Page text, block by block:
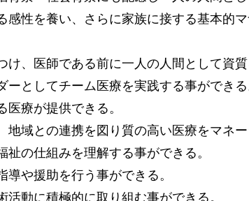
感性を養い、さらに家族に接する基本的
、医師である前に一人の人間として資質
としてチーム医療を実践する事ができる
医療が提供できる。
域との連携を図り質の高い医療をマネー
の仕組みを理解する事ができる。
や援助を行う事ができる。
動に積極的に取り組む事ができる。